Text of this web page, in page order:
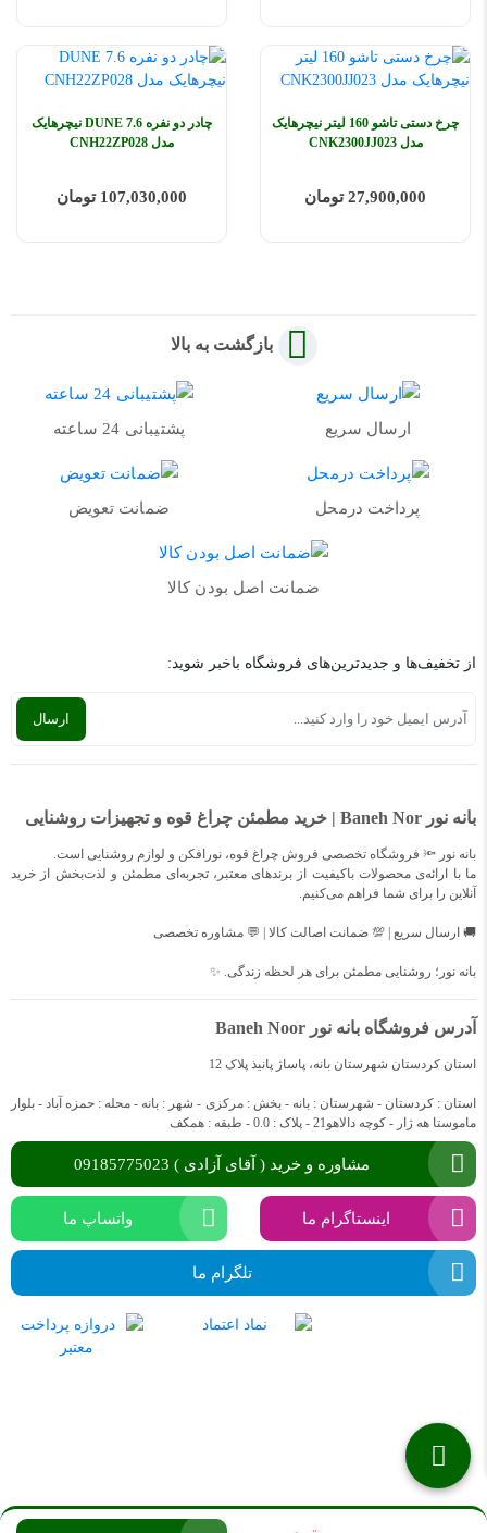
چرخ دستی تاشو 160 لیتر نیچرهایک
مدل CNK2300JJ023
27,900,000 تومان
چادر دو نفره 7.6 DUNE نیچرهایک
مدل CNH22ZP028
107,030,000 تومان
بازگشت به بالا
ارسال سریع پشتیبانی 24 ساعته
پرداخت درمحل ضمانت تعویض
ضمانت اصل بودن کالا
از تخفیف‌ها و جدیدترین‌های فروشگاه باخبر شوید:
بانه نور Baneh Nor | خرید مطمئن چراغ قوه و تجهیزات روشنایی
بانه نور 🔦 فروشگاه تخصصی فروش چراغ قوه، نورافکن و لوازم روشنایی است.
ما با ارائه‌ی محصولات باکیفیت از برندهای معتبر، تجربه‌ای مطمئن و لذت‌بخش از خرید
آنلاین را برای شما فراهم می‌کنیم.
🚚 ارسال سریع | 💯 ضمانت اصالت کالا | 💬 مشاوره تخصصی
بانه نور؛ روشنایی مطمئن برای هر لحظه زندگی. ✨
آدرس فروشگاه بانه نور Baneh Noor
استان کردستان شهرستان بانه، پاساژ پانیذ پلاک 12
استان : کردستان - شهرستان : بانه - بخش : مرکزی - شهر : بانه - محله : حمزه آباد - بلوار
ماموستا هه ژار - کوچه دالاهو21 - پلاک : 0.0 - طبقه : همکف
مشاوره و خرید ( آقای آزادی ) 09185775023
اینستاگرام ما واتساپ ما
تلگرام ما